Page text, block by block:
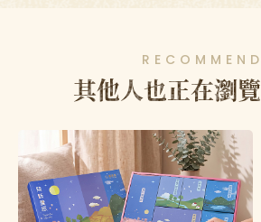
RECOMMEND
其他人也正在瀏